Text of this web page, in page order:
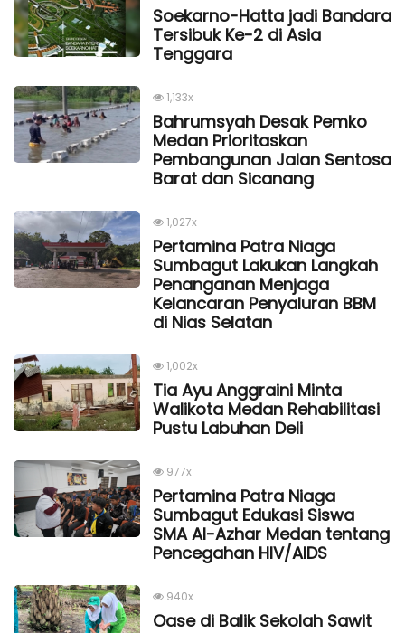
Soekarno-Hatta jadi Bandara
Tersibuk Ke-2 di Asia
Tenggara
1,133x
Bahrumsyah Desak Pemko
Medan Prioritaskan
Pembangunan Jalan Sentosa
Barat dan Sicanang
1,027x
Pertamina Patra Niaga
Sumbagut Lakukan Langkah
Penanganan Menjaga
Kelancaran Penyaluran BBM
di Nias Selatan
1,002x
Tia Ayu Anggraini Minta
Walikota Medan Rehabilitasi
Pustu Labuhan Deli
977x
Pertamina Patra Niaga
Sumbagut Edukasi Siswa
SMA Al-Azhar Medan tentang
Pencegahan HIV/AIDS
940x
Oase di Balik Sekolah Sawit